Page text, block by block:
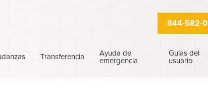
844-582-
Transferencia
Ayuda de
emergencia
Guías del
usuario